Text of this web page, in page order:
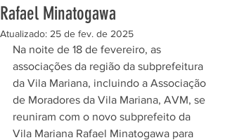
Rafael Minatogawa
Atualizado: 25 de fev. de 2025
Na noite de 18 de fevereiro, as
associações da região da subprefeitura
da Vila Mariana, incluindo a Associação
de Moradores da Vila Mariana, AVM, se
reuniram com o novo subprefeito da
Vila Mariana Rafael Minatogawa para